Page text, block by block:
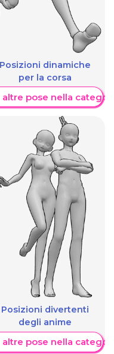
Posizioni dinamiche
per la corsa
altre pose nella
Posizioni divertenti
degli anime
altre pose nella